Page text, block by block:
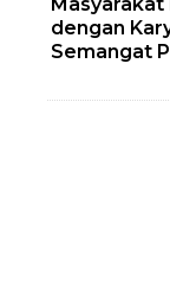
dengan
Semangat